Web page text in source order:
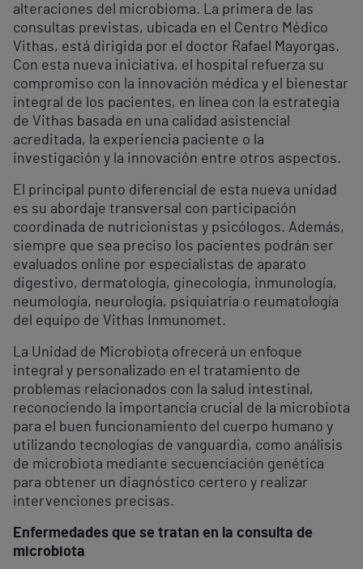
alteraciones del microbioma. La primera de las
consultas previstas, ubicada en el Centro Médico
Vithas, está dirigida por el doctor Rafael Mayorgas.
Con esta nueva iniciativa, el hospital refuerza su
compromiso con la innovación médica y el bienestar
integral de los pacientes, en línea con la estrategia
de Vithas basada en una calidad asistencial
acreditada, la experiencia paciente o la
investigación y la innovación entre otros aspectos.
El principal punto diferencial de esta nueva unidad
es su abordaje transversal con participación
coordinada de nutricionistas y psicólogos. Además,
siempre que sea preciso los pacientes podrán ser
evaluados online por especialistas de aparato
digestivo, dermatología, ginecología, inmunología,
neumología, neurología, psiquiatría o reumatología
del equipo de Vithas Inmunomet.
La Unidad de Microbiota ofrecerá un enfoque
integral y personalizado en el tratamiento de
problemas relacionados con la salud intestinal,
reconociendo la importancia crucial de la microbiota
para el buen funcionamiento del cuerpo humano y
utilizando tecnologías de vanguardia, como análisis
de microbiota mediante secuenciación genética
para obtener un diagnóstico certero y realizar
intervenciones precisas.
Enfermedades que se tratan en la consulta de
microbiota